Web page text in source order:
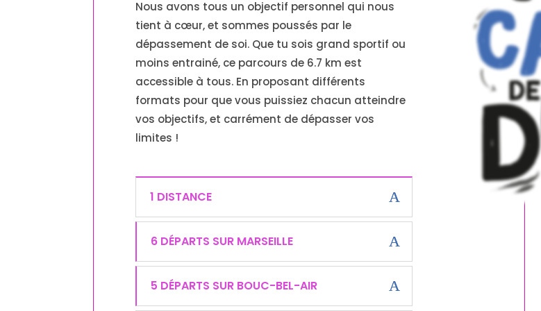
Nous avons tous un objectif personnel qui nous
tient à cœur, et sommes poussés par le
dépassement de soi. Que tu sois grand sportif ou
moins entrainé, ce parcours de 6.7 km est
accessible à tous. En proposant différents
formats pour que vous puissiez chacun atteindre
vos objectifs, et carrément de dépasser vos
limites !
1 DISTANCE
6 DÉPARTS SUR MARSEILLE
5 DÉPARTS SUR BOUC-BEL-AIR